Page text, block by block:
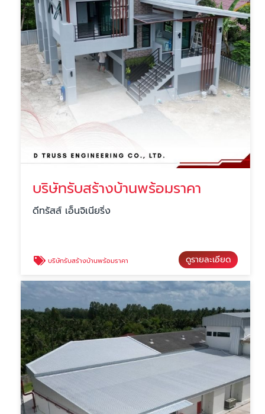
บริษัทรับสร้างบ้านพร้อมราคา
ดีทรัสส์ เอ็นจิเนียริ่ง
บริษัทรับสร้างบ้านพร้อมราคา ดูรายละเอียด